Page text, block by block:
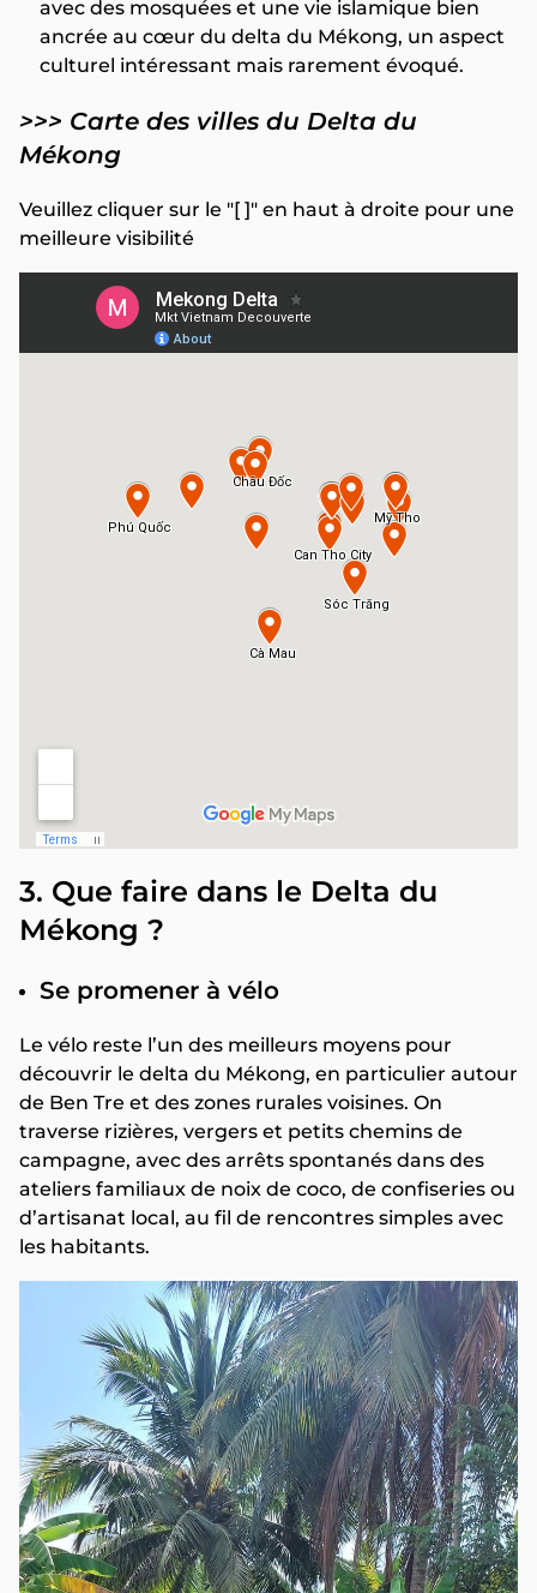
avec des mosquées et une vie islamique bien
ancrée au cœur du delta du Mékong, un aspect
culturel intéressant mais rarement évoqué.
>>> Carte des villes du Delta du
Mékong
Veuillez cliquer sur le "[ ]" en haut à droite pour une
meilleure visibilité
3. Que faire dans le Delta du
Mékong ?
Se promener à vélo
Le vélo reste l’un des meilleurs moyens pour
découvrir le delta du Mékong, en particulier autour
de Ben Tre et des zones rurales voisines. On
traverse rizières, vergers et petits chemins de
campagne, avec des arrêts spontanés dans des
ateliers familiaux de noix de coco, de confiseries ou
d’artisanat local, au fil de rencontres simples avec
les habitants.